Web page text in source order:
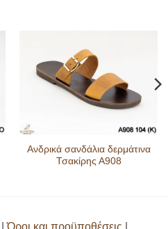
Ανδρικά σανδάλια δερμάτινα
Τσακίρης Α908